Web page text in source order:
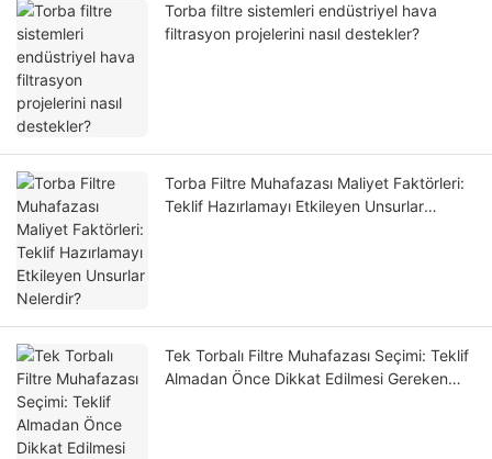
Torba filtre sistemleri endüstriyel hava
filtrasyon projelerini nasıl destekler?
Torba Filtre Muhafazası Maliyet Faktörleri:
Teklif Hazırlamayı Etkileyen Unsurlar
Tek Torbalı Filtre Muhafazası Seçimi: Teklif
Almadan Önce Dikkat Edilmesi Gereken